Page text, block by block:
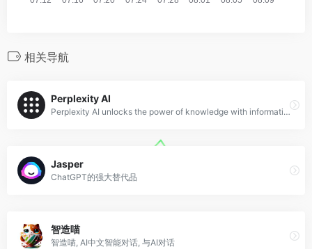
相关导航
Perplexity AI
Perplexity AI unlocks the power of knowledge with information discovery and sharing.
Jasper
ChatGPT的强大替代品
智造喵
智造喵, AI中文智能对话, 与AI对话